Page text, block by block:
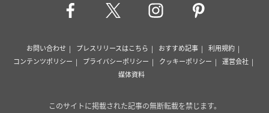
お問い合わせ プレスリリースはこちら おすすめ記事
利用規約
コンテンツポリシー
プライバシーポリシー クッキーポリシー
運営会社
媒体資料
このサイトに掲載された記事の無断転載を禁じます。